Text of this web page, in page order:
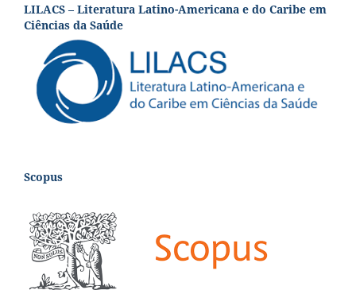
LILACS – Literatura Latino-Americana e do Caribe em
Ciências da Saúde
Scopus